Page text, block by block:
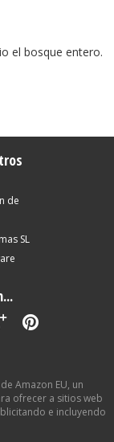
el bosque entero.
de
SL
Amazon EU, un
ofrecer a sitios web
e incluyendo